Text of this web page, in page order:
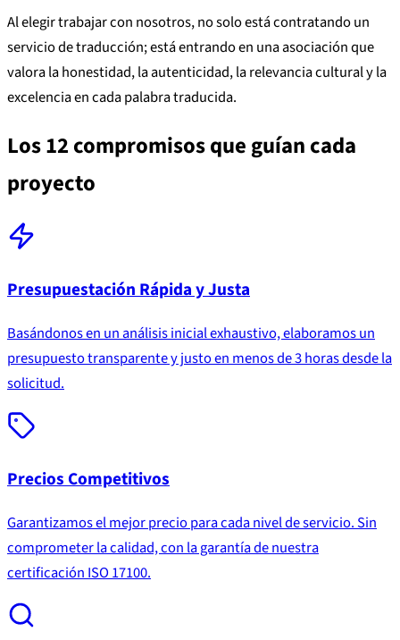
Al elegir trabajar con nosotros, no solo está contratando un
servicio de traducción; está entrando en una asociación que
valora la honestidad, la autenticidad, la relevancia cultural y la
excelencia en cada palabra traducida.
Los 12 compromisos que guían cada
proyecto
Presupuestación Rápida y Justa
Basándonos en un análisis inicial exhaustivo, elaboramos un
presupuesto transparente y justo en menos de 3 horas desde la
solicitud.
Precios Competitivos
Garantizamos el mejor precio para cada nivel de servicio. Sin
comprometer la calidad, con la garantía de nuestra
certificación ISO 17100.